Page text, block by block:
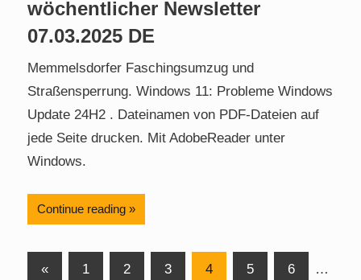
wöchentlicher Newsletter
07.03.2025 DE
Memmelsdorfer Faschingsumzug und
Straßensperrung. Windows 11: Probleme Windows
Update 24H2 . Dateinamen von PDF-Dateien auf
jede Seite drucken. Mit AdobeReader unter
Windows.
Continue reading
Posts
«Previous
1 2 3 4 5 6 …